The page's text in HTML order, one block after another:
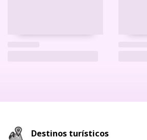
Destinos turísticos